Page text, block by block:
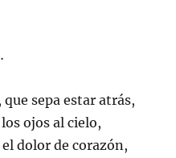
sepa estar atrás,
ojos al cielo,
dolor de corazón,